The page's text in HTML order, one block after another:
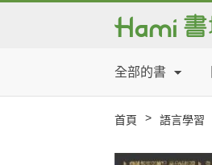
全部的書
首頁 > 語言學習